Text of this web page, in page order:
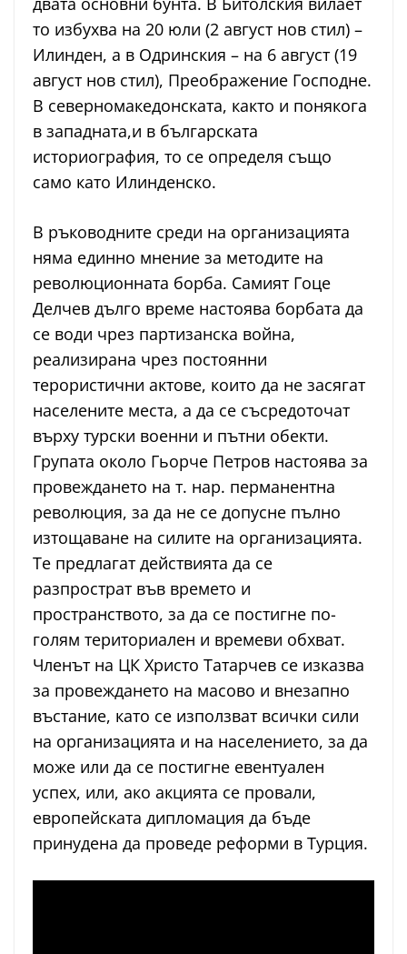
то избухва на 20 юли (2 август нов стил) –
Илинден, а в Одринския – на 6 август (19
август нов стил), Преображение Господне.
В северномакедонската, както и понякога
в западната,и в българската
историография, то се определя също
само като Илинденско.
В ръководните среди на организацията
няма единно мнение за методите на
революционната борба. Самият Гоце
Делчев дълго време настоява борбата да
се води чрез партизанска война,
реализирана чрез постоянни
терористични актове, които да не засягат
населените места, а да се съсредоточат
върху турски военни и пътни обекти.
Групата около Гьорче Петров настоява за
провеждането на т. нар. перманентна
революция, за да не се допусне пълно
изтощаване на силите на организацията.
Те предлагат действията да се
разпрострат във времето и
пространството, за да се постигне по-
голям териториален и времеви обхват.
Членът на ЦК Христо Татарчев се изказва
за провеждането на масово и внезапно
въстание, като се използват всички сили
на организацията и на населението, за да
може или да се постигне евентуален
успех, или, ако акцията се провали,
европейската дипломация да бъде
принудена да проведе реформи в Турция.